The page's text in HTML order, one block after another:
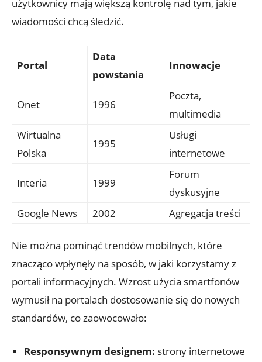
użytkownicy mają większą kontrolę nad tym, jakie
wiadomości chcą śledzić.
Portal
Data
powstania
Innowacje
Onet 1996
Poczta,
multimedia
Wirtualna
Polska
1995
Usługi
internetowe
Interia 1999
Forum
dyskusyjne
Google News
2002 Agregacja treści
Nie można pominąć trendów mobilnych, które
znacząco wpłynęły na sposób, w jaki korzystamy z
portali informacyjnych. Wzrost użycia smartfonów
wymusił na portalach dostosowanie się do nowych
standardów, co zaowocowało:
Responsywnym designem: strony internetowe